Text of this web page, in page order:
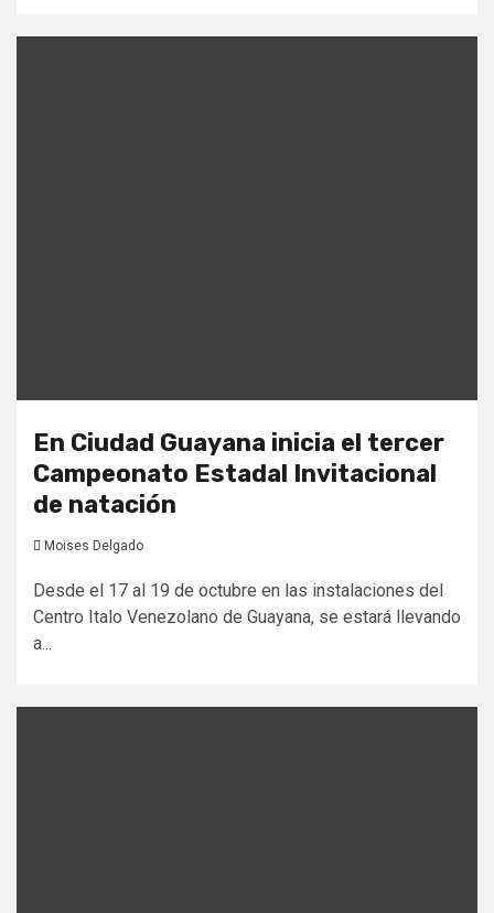
En Ciudad Guayana inicia el tercer
Campeonato Estadal Invitacional
de natación
Moises Delgado
Desde el 17 al 19 de octubre en las instalaciones del
Centro Italo Venezolano de Guayana, se estará llevando
a...